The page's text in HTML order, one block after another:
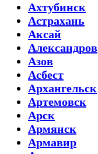
Ахтубинск
Астрахань
Аксай
Александров
Азов
Асбест
Архангельск
Артемовск
Арск
Армянск
Армавир